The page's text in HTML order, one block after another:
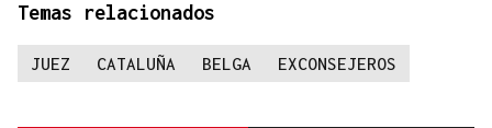
Temas relacionados
JUEZ CATALUÑA BELGA EXCONSEJEROS